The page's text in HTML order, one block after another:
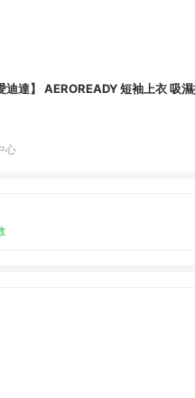
迪達】 AEROREADY 短袖上衣 吸
心